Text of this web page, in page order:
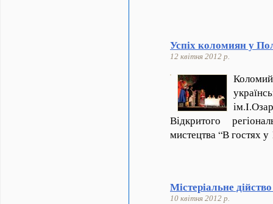
Успіх коломиян у
12 квітня 2012 р.
Відкритого
мистецтва “В гостях
Містеріальне
10 квітня 2012 р.